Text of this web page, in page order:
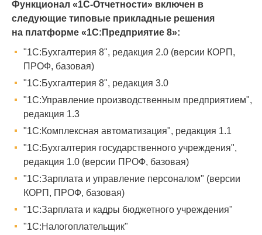
Функционал «1С-Отчетности» включен в
следующие типовые прикладные решения
на платформе «1С:Предприятие 8»:
"1С:Бухгалтерия 8", редакция 2.0 (версии КОРП,
ПРОФ, базовая)
"1С:Бухгалтерия 8", редакция 3.0
"1С:Управление производственным предприятием",
редакция 1.3
"1С:Комплексная автоматизация", редакция 1.1
"1С:Бухгалтерия государственного учреждения",
редакция 1.0 (версии ПРОФ, базовая)
"1С:Зарплата и управление персоналом" (версии
КОРП, ПРОФ, базовая)
"1С:Зарплата и кадры бюджетного учреждения"
"1С:Налогоплательщик"